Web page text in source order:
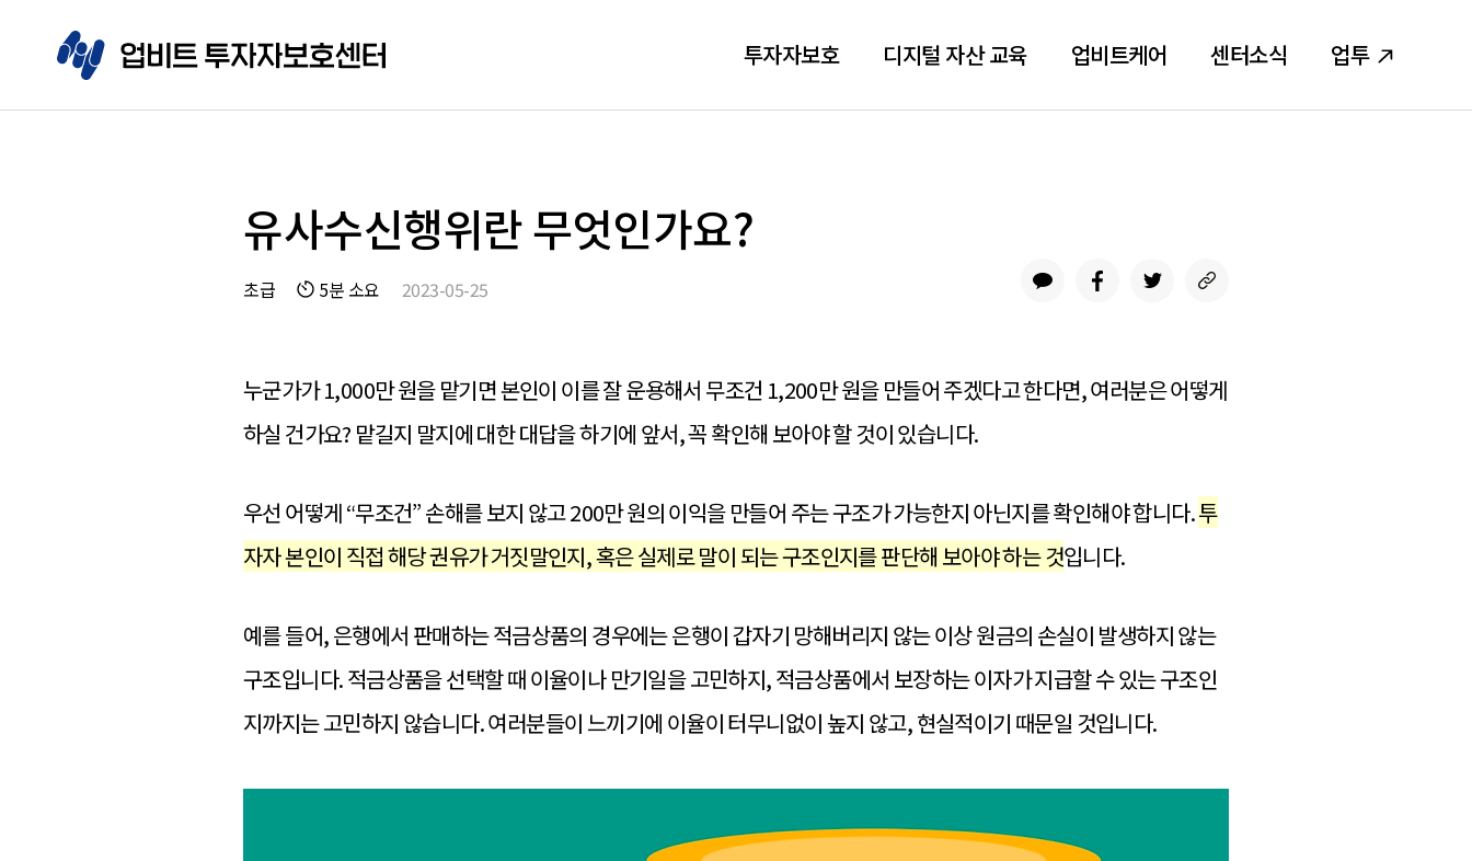
투자자보호 디지털 자산 교육 업비트케어 센터소식 업투
유사수신행위란 무엇인가요?
초급 5분 소요 2023-05-25
누군가가 1,000만 원을 맡기면 본인이 이를 잘 운용해서 무조건 1,200만 원을 만들어 주겠다고 한다면, 여러분은 어떻게
하실 건가요? 맡길지 말지에 대한 대답을 하기에 앞서, 꼭 확인해 보아야 할 것이 있습니다.
우선 어떻게 “무조건” 손해를 보지 않고 200만 원의 이익을 만들어 주는 구조가 가능한지 아닌지를 확인해야 합니다.투
자자 본인이 직접 해당 권유가 거짓말인지, 혹은 실제로 말이 되는 구조인지를 판단해 보아야 하는 것입니다.
예를 들어, 은행에서 판매하는 적금상품의 경우에는 은행이 갑자기 망해버리지 않는 이상 원금의 손실이 발생하지 않는
구조입니다. 적금상품을 선택할 때 이율이나 만기일을 고민하지, 적금상품에서 보장하는 이자가 지급할 수 있는 구조인
지까지는 고민하지 않습니다. 여러분들이 느끼기에 이율이 터무니없이 높지 않고, 현실적이기 때문일 것입니다.